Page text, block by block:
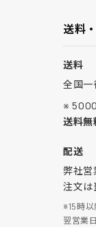
送料
送料
全国一
※
送料無
配送
弊社営
注文は
※15時
翌営業